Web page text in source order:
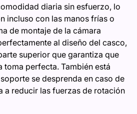
diaria sin esfuerzo, lo
incluso con las manos frías o
de montaje de la cámara
al diseño del casco,
superior que garantiza que
toma perfecta. También está
se desprenda en caso de
a reducir las fuerzas de rotación